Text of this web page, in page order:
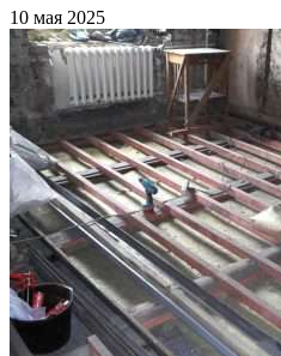
10 мая 2025